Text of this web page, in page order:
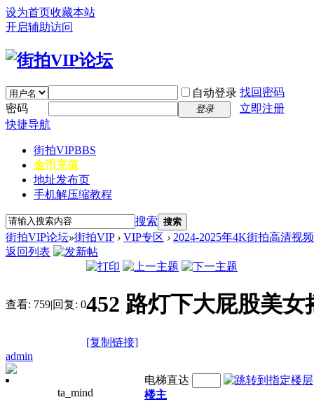
设为首页收藏本站
开启辅助访问
自动登录 找回密码
密码
登录
立即注册
快捷导航
街拍VIPBBS
金币充值
地址发布页
手机解压缩教程
搜索 搜索
街拍VIP论坛»街拍VIP › VIP专区 › 2024-2025年4K街拍高清视
返回列表
查看: 759|回复: 0452 路灯下大屁股美女
[复制链接]
admin
ta_mind
电梯直达
楼主